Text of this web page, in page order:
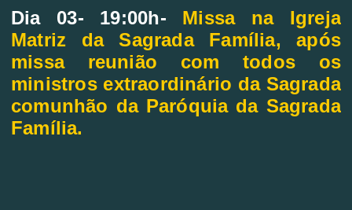
Dia 03- 19:00h- Missa na Igreja
Matriz da Sagrada Família, após
missa reunião com todos os
ministros extraordinário da Sagrada
comunhão da Paróquia da Sagrada
Família.